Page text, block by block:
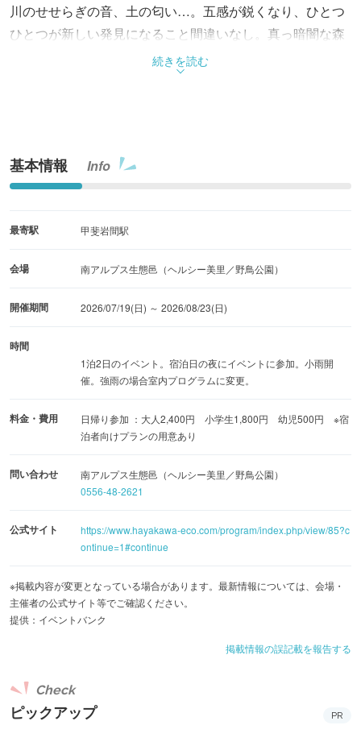
川のせせらぎの音、土の匂い…。五感が鋭くなり、ひとつ
ひとつが新しい発見になること間違いなし。真っ暗闇な森
でも生きものたちは暮らしている。専門的な方法も使いな
がら、夏の夜の生きもの探しにも挑戦してみよう。
続きを読む
基本情報 Info
最寄駅 甲斐岩間駅
会場 南アルプス生態邑（ヘルシー美里／野鳥公園）
開催期間 2026/07/19(日) ～ 2026/08/23(日)
時間
1泊2日のイベント。宿泊日の夜にイベントに参加。小雨開
催。強雨の場合室内プログラムに変更。
料金・費用
日帰り参加 ：大人2,400円 小学生1,800円 幼児500円 ※宿
泊者向けプランの用意あり
問い合わせ
南アルプス生態邑（ヘルシー美里／野鳥公園）
0556-48-2621
公式サイト
https://www.hayakawa-eco.com/program/index.php/view/85?c
ontinue=1#continue
※掲載内容が変更となっている場合があります。最新情報については、会場・
主催者の公式サイト等でご確認ください。
提供：イベントバンク
掲載情報の誤記載を報告する
ピックアップ
Check
PR